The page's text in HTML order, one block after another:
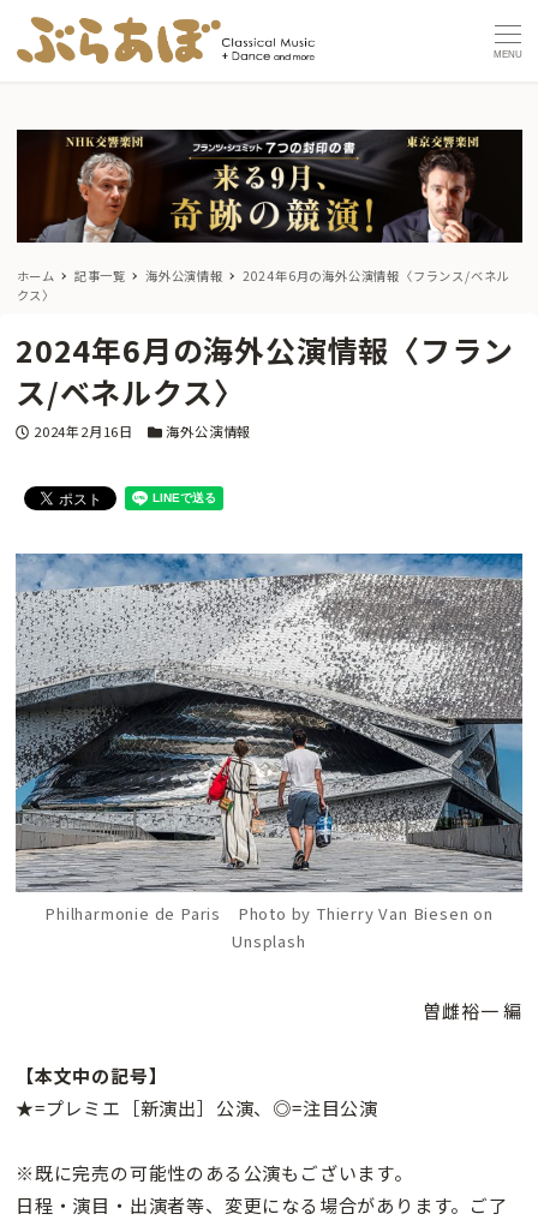
MENU
ホーム 記事一覧 海外公演情報
2024年6月の海外公演情報〈フランス/ベネル
クス〉
2024年6月の海外公演情報〈フラン
ス/ベネルクス〉
投稿日
2024年2月16日 カテゴリー
海外公演情報
Philharmonie de Paris Photo by Thierry Van Biesen on
Unsplash
曽雌裕一 編
【本文中の記号】
★=プレミエ［新演出］公演、◎=注目公演
※既に完売の可能性のある公演もございます。
日程・演目・出演者等、変更になる場合があります。ご了